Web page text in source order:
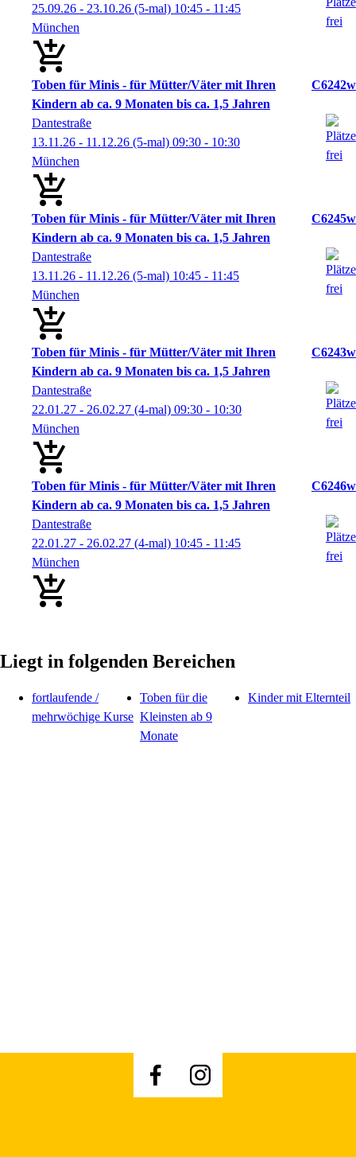
25.09.26 - 23.10.26 (5-mal) 10:45 - 11:45
München
Toben für Minis - für Mütter/Väter mit Ihren
Kindern ab ca. 9 Monaten bis ca. 1,5 Jahren
C6242w
Dantestraße
13.11.26 - 11.12.26 (5-mal) 09:30 - 10:30
München
Toben für Minis - für Mütter/Väter mit Ihren
Kindern ab ca. 9 Monaten bis ca. 1,5 Jahren
C6245w
Dantestraße
13.11.26 - 11.12.26 (5-mal) 10:45 - 11:45
München
Toben für Minis - für Mütter/Väter mit Ihren
Kindern ab ca. 9 Monaten bis ca. 1,5 Jahren
C6243w
Dantestraße
22.01.27 - 26.02.27 (4-mal) 09:30 - 10:30
München
Toben für Minis - für Mütter/Väter mit Ihren
Kindern ab ca. 9 Monaten bis ca. 1,5 Jahren
C6246w
Dantestraße
22.01.27 - 26.02.27 (4-mal) 10:45 - 11:45
München
Liegt in folgenden Bereichen
fortlaufende /
mehrwöchige Kurse
Toben für die
Kleinsten ab 9
Monate
Kinder mit Elternteil